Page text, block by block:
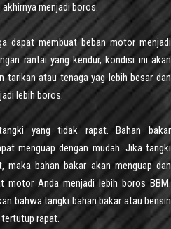
menjadi boros.
dapat membuat beban motor menjadi
rantai yang kendur, kondisi ini akan
tarikan atau tenaga yag lebih besar dan
lebih boros.
yang tidak rapat. Bahan bakar
menguap dengan mudah. Jika tangki
maka bahan bakar akan menguap dan
motor Anda menjadi lebih boros BBM.
bahwa tangki bahan bakar atau bensin
rapat.